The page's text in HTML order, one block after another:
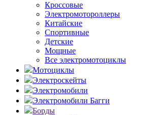
Кроссовые
Электромотороллеры
Китайские
Спортивные
Детские
Мощные
Все электромотоциклы
Мотоциклы
Электроскейты
Электромобили
Электромобили Багги
Борды